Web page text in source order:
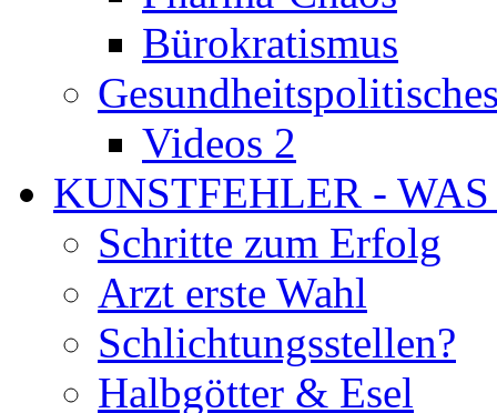
Bürokratismus
Videos 2
KUNSTFEHLER -
Schritte zum Erfolg
Arzt erste Wahl
Schlichtungsstellen?
Halbgötter & Esel